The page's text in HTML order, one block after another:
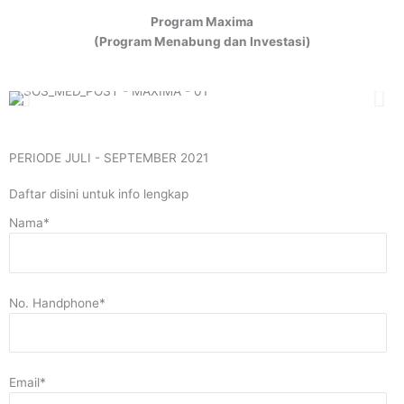
Program Maxima
(Program Menabung dan Investasi)
PERIODE JULI - SEPTEMBER 2021
Daftar disini untuk info lengkap
Nama*
No. Handphone*
Email*